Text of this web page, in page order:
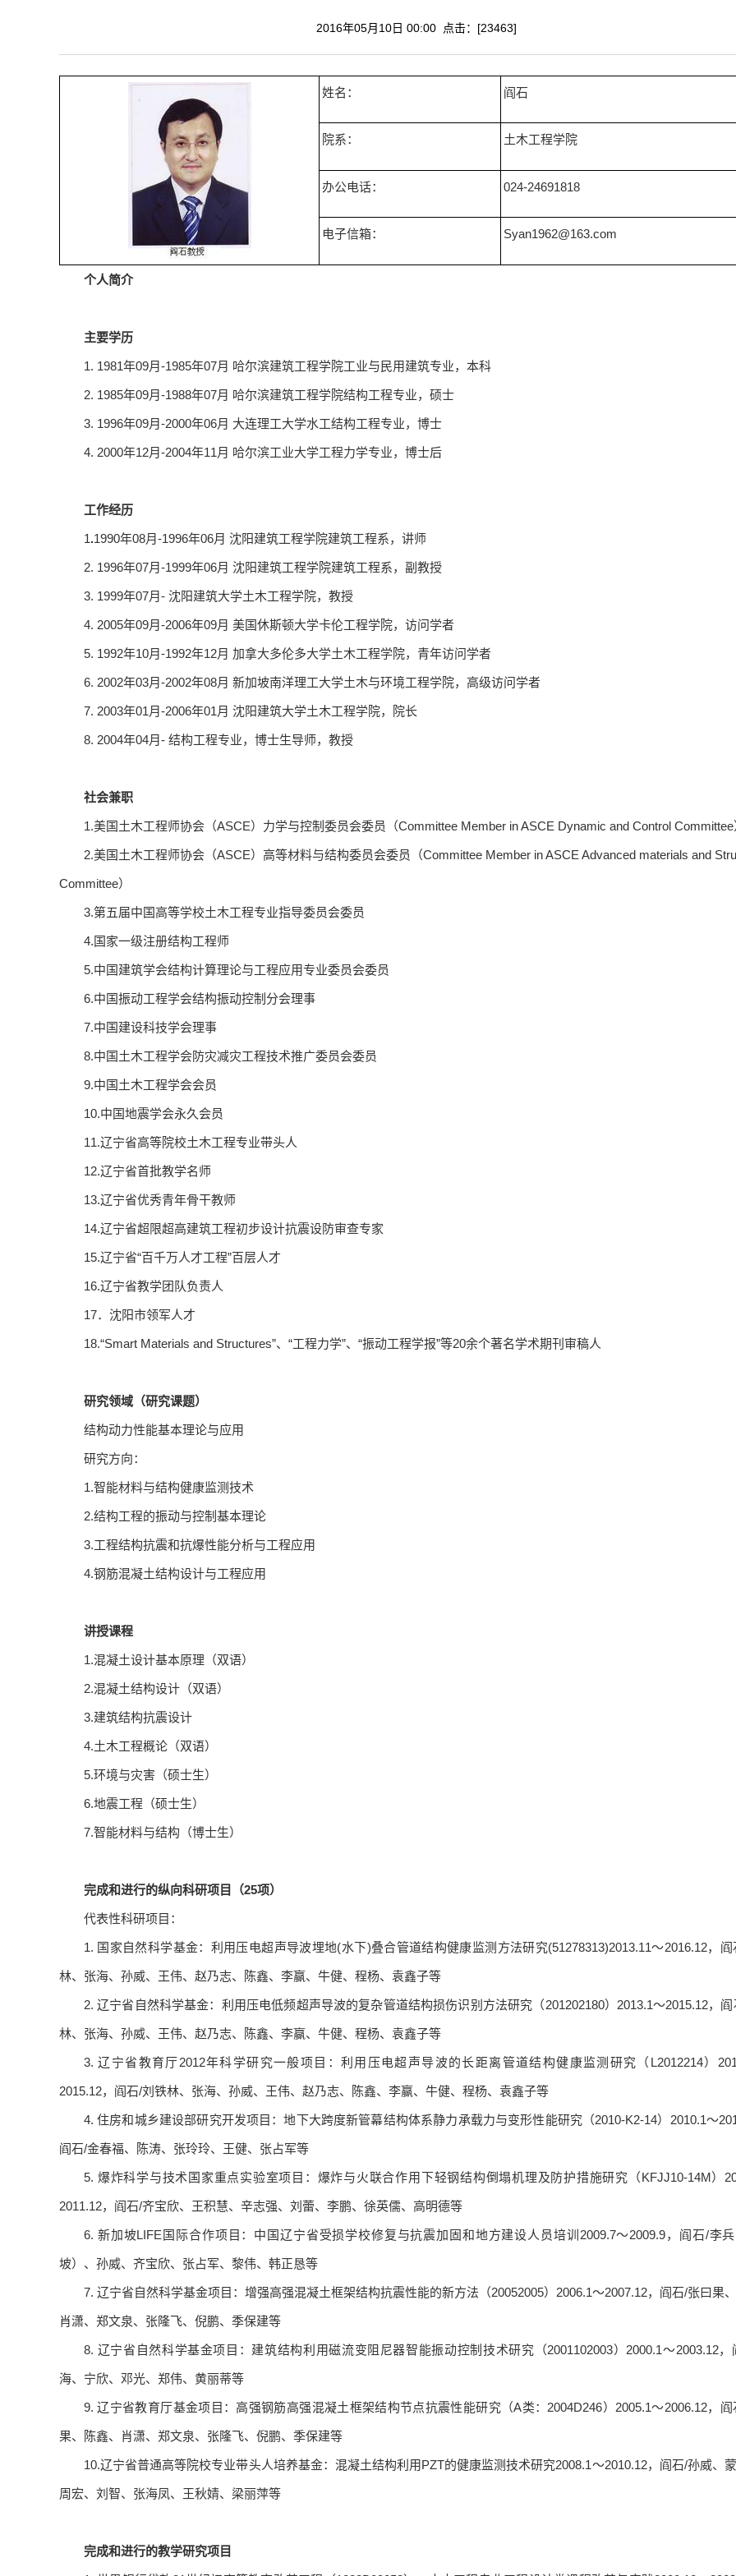
2016年05月10日 00:00 点击：[23463]
姓名： 阎石
院系： 土木工程学院
办公电话： 024-24691818
电子信箱： Syan1962@163.com
个人简介
主要学历
1. 1981年09月-1985年07月 哈尔滨建筑工程学院工业与民用建筑专业，本科
2. 1985年09月-1988年07月 哈尔滨建筑工程学院结构工程专业，硕士
3. 1996年09月-2000年06月 大连理工大学水工结构工程专业，博士
4. 2000年12月-2004年11月 哈尔滨工业大学工程力学专业，博士后
工作经历
1.1990年08月-1996年06月 沈阳建筑工程学院建筑工程系，讲师
2. 1996年07月-1999年06月 沈阳建筑工程学院建筑工程系，副教授
3. 1999年07月- 沈阳建筑大学土木工程学院，教授
4. 2005年09月-2006年09月 美国休斯顿大学卡伦工程学院，访问学者
5. 1992年10月-1992年12月 加拿大多伦多大学土木工程学院，青年访问学者
6. 2002年03月-2002年08月 新加坡南洋理工大学土木与环境工程学院，高级访问学者
7. 2003年01月-2006年01月 沈阳建筑大学土木工程学院，院长
8. 2004年04月- 结构工程专业，博士生导师，教授
社会兼职
1.美国土木工程师协会（ASCE）力学与控制委员会委员（Committee Member in ASCE Dynamic and Control Committee
2.美国土木工程师协会（ASCE）高等材料与结构委员会委员（Committee Member in ASCE Advanced materials and
Committee）
3.第五届中国高等学校土木工程专业指导委员会委员
4.国家一级注册结构工程师
5.中国建筑学会结构计算理论与工程应用专业委员会委员
6.中国振动工程学会结构振动控制分会理事
7.中国建设科技学会理事
8.中国土木工程学会防灾减灾工程技术推广委员会委员
9.中国土木工程学会会员
10.中国地震学会永久会员
11.辽宁省高等院校土木工程专业带头人
12.辽宁省首批教学名师
13.辽宁省优秀青年骨干教师
14.辽宁省超限超高建筑工程初步设计抗震设防审查专家
15.辽宁省“百千万人才工程”百层人才
16.辽宁省教学团队负责人
17．沈阳市领军人才
18.“Smart Materials and Structures”、“工程力学”、“振动工程学报”等20余个著名学术期刊审稿人
研究领域（研究课题）
结构动力性能基本理论与应用
研究方向：
1.智能材料与结构健康监测技术
2.结构工程的振动与控制基本理论
3.工程结构抗震和抗爆性能分析与工程应用
4.钢筋混凝土结构设计与工程应用
讲授课程
1.混凝土设计基本原理（双语）
2.混凝土结构设计（双语）
3.建筑结构抗震设计
4.土木工程概论（双语）
5.环境与灾害（硕士生）
6.地震工程（硕士生）
7.智能材料与结构（博士生）
完成和进行的纵向科研项目（25项）
代表性科研项目：
1. 国家自然科学基金：利用压电超声导波埋地(水下)叠合管道结构健康监测方法研究(51278313)2013.11～2016.12，阎
林、张海、孙威、王伟、赵乃志、陈鑫、李赢、牛健、程杨、袁鑫子等
2. 辽宁省自然科学基金：利用压电低频超声导波的复杂管道结构损伤识别方法研究（201202180）2013.1～2015.12，
林、张海、孙威、王伟、赵乃志、陈鑫、李赢、牛健、程杨、袁鑫子等
3. 辽宁省教育厅2012年科学研究一般项目：利用压电超声导波的长距离管道结构健康监测研究（L2012214）
2015.12，阎石/刘铁林、张海、孙威、王伟、赵乃志、陈鑫、李赢、牛健、程杨、袁鑫子等
4. 住房和城乡建设部研究开发项目：地下大跨度新管幕结构体系静力承载力与变形性能研究（2010-K2-14）2010.1～
阎石/金春福、陈涛、张玲玲、王健、张占军等
5. 爆炸科学与技术国家重点实验室项目：爆炸与火联合作用下轻钢结构倒塌机理及防护措施研究（KFJJ10-14M）
2011.12，阎石/齐宝欣、王积慧、辛志强、刘蕾、李鹏、徐英儒、高明德等
6. 新加坡LIFE国际合作项目：中国辽宁省受损学校修复与抗震加固和地方建设人员培训2009.7～2009.9，阎石/李
坡）、孙威、齐宝欣、张占军、黎伟、韩正恳等
7. 辽宁省自然科学基金项目：增强高强混凝土框架结构抗震性能的新方法（20052005）2006.1～2007.12，阎石/张曰果、
肖潇、郑文泉、张隆飞、倪鹏、季保建等
8. 辽宁省自然科学基金项目：建筑结构利用磁流变阻尼器智能振动控制技术研究（2001102003）2000.1～2003.12，
海、宁欣、邓光、郑伟、黄丽蒂等
9. 辽宁省教育厅基金项目：高强钢筋高强混凝土框架结构节点抗震性能研究（A类：2004D246）2005.1～2006.12，阎
果、陈鑫、肖潇、郑文泉、张隆飞、倪鹏、季保建等
10.辽宁省普通高等院校专业带头人培养基金：混凝土结构利用PZT的健康监测技术研究2008.1～2010.12，阎石/孙威、蒙
周宏、刘智、张海凤、王秋婧、梁丽萍等
完成和进行的教学研究项目